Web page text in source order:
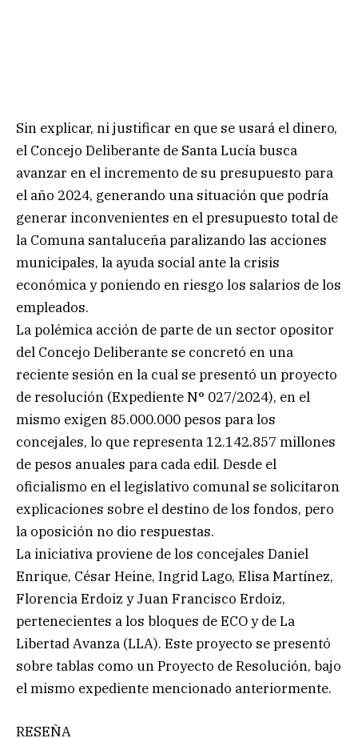
Sin explicar, ni justificar en que se usará el dinero,
el Concejo Deliberante de Santa Lucía busca
avanzar en el incremento de su presupuesto para
el año 2024, generando una situación que podría
generar inconvenientes en el presupuesto total de
la Comuna santaluceña paralizando las acciones
municipales, la ayuda social ante la crisis
económica y poniendo en riesgo los salarios de los
empleados.
La polémica acción de parte de un sector opositor
del Concejo Deliberante se concretó en una
reciente sesión en la cual se presentó un proyecto
de resolución (Expediente N° 027/2024), en el
mismo exigen 85.000.000 pesos para los
concejales, lo que representa 12.142.857 millones
de pesos anuales para cada edil. Desde el
oficialismo en el legislativo comunal se solicitaron
explicaciones sobre el destino de los fondos, pero
la oposición no dio respuestas.
La iniciativa proviene de los concejales Daniel
Enrique, César Heine, Ingrid Lago, Elisa Martínez,
Florencia Erdoiz y Juan Francisco Erdoiz,
pertenecientes a los bloques de ECO y de La
Libertad Avanza (LLA). Este proyecto se presentó
sobre tablas como un Proyecto de Resolución, bajo
el mismo expediente mencionado anteriormente.
RESEÑA